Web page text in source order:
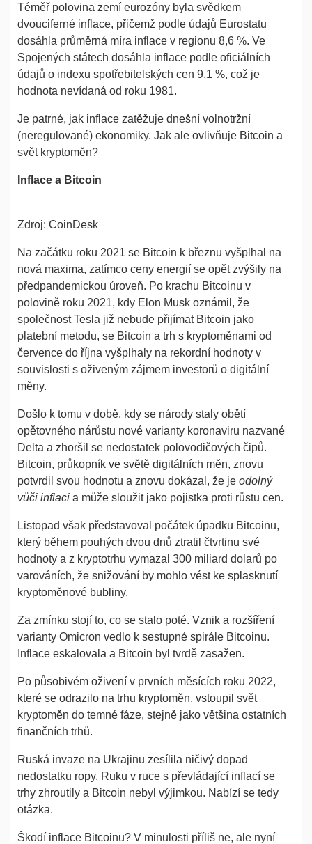
Téměř polovina zemí eurozóny byla svědkem
dvouciferné inflace, přičemž podle údajů Eurostatu
dosáhla průměrná míra inflace v regionu 8,6 %. Ve
Spojených státech dosáhla inflace podle oficiálních
údajů o indexu spotřebitelských cen 9,1 %, což je
hodnota nevídaná od roku 1981.
Je patrné, jak inflace zatěžuje dnešní volnotržní
(neregulované) ekonomiky. Jak ale ovlivňuje Bitcoin a
svět kryptoměn?
Inflace a Bitcoin
Zdroj: CoinDesk
Na začátku roku 2021 se Bitcoin k březnu vyšplhal na
nová maxima, zatímco ceny energií se opět zvýšily na
předpandemickou úroveň. Po krachu Bitcoinu v
polovině roku 2021, kdy Elon Musk oznámil, že
společnost Tesla již nebude přijímat Bitcoin jako
platební metodu, se Bitcoin a trh s kryptoměnami od
července do října vyšplhaly na rekordní hodnoty v
souvislosti s oživeným zájmem investorů o digitální
měny.
Došlo k tomu v době, kdy se národy staly obětí
opětovného nárůstu nové varianty koronaviru nazvané
Delta a zhoršil se nedostatek polovodičových čipů.
Bitcoin, průkopník ve světě digitálních měn, znovu
potvrdil svou hodnotu a znovu dokázal, že je odolný
vůči inflaci a může sloužit jako pojistka proti růstu cen.
Listopad však představoval počátek úpadku Bitcoinu,
který během pouhých dvou dnů ztratil čtvrtinu své
hodnoty a z kryptotrhu vymazal 300 miliard dolarů po
varováních, že snižování by mohlo vést ke splasknutí
kryptoměnové bubliny.
Za zmínku stojí to, co se stalo poté. Vznik a rozšíření
varianty Omicron vedlo k sestupné spirále Bitcoinu.
Inflace eskalovala a Bitcoin byl tvrdě zasažen.
Po působivém oživení v prvních měsících roku 2022,
které se odrazilo na trhu kryptoměn, vstoupil svět
kryptoměn do temné fáze, stejně jako většina ostatních
finančních trhů.
Ruská invaze na Ukrajinu zesílila ničivý dopad
nedostatku ropy. Ruku v ruce s převládající inflací se
trhy zhroutily a Bitcoin nebyl výjimkou. Nabízí se tedy
otázka.
Škodí inflace Bitcoinu? V minulosti příliš ne, ale nyní